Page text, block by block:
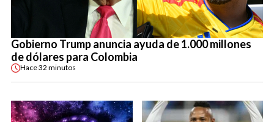
Gobierno Trump anuncia ayuda de 1.000 millones
de dólares para Colombia
Hace32 minutos